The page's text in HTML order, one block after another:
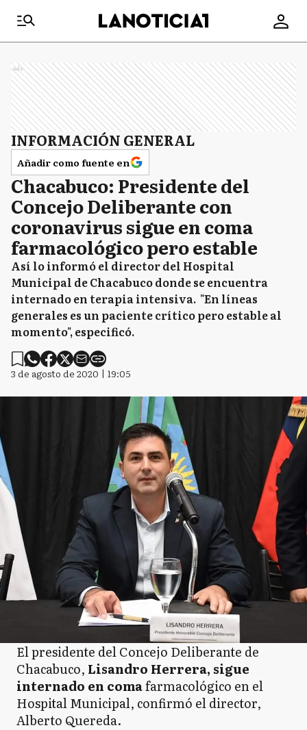
Ads
INFORMACIÓN GENERAL
Añadir como fuente en
Chacabuco: Presidente del
Concejo Deliberante con
coronavirus sigue en coma
farmacológico pero estable
Así lo informó el director del Hospital
Municipal de Chacabuco donde se encuentra
internado en terapia intensiva. "En líneas
generales es un paciente crítico pero estable al
momento", especificó.
3 de agosto de 2020 | 19:05
El presidente del Concejo Deliberante de
Chacabuco, Lisandro Herrera, sigue
internado en comafarmacológico en el
Hospital Municipal, confirmó el director,
Alberto Quereda.